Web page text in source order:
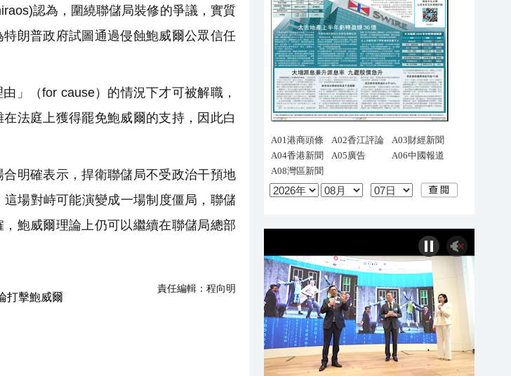
認為，圍繞聯儲局裝修的爭議，實質
朗普政府試圖通過侵蝕鮑威爾公眾信任
」（for cause）的情況下才可被解職，
法庭上獲得罷免鮑威爾的支持，因此白
明確表示，捍衛聯儲局不受政治干預地
場對峙可能演變成一場制度僵局，聯儲
鮑威爾理論上仍可以繼續在聯儲局總部
責任編輯： 程向明